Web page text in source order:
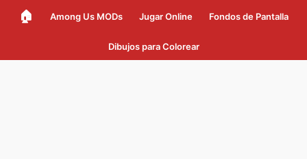
🏠 Among Us MODs Jugar Online Fondos de Pantalla
Dibujos para Colorear